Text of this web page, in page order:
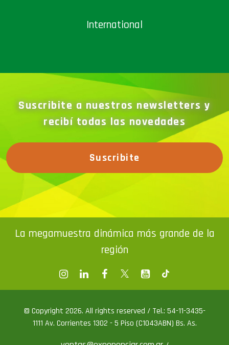
International
Suscribite a nuestros newsletters y
recibí todas las novedades
Suscribite
La megamuestra dinámica más grande de la
región
© Copyright 2026. All rights reserved / Tel.: 54-11-3435-
1111 Av. Corrientes 1302 - 5 Piso (C1043ABN) Bs. As.